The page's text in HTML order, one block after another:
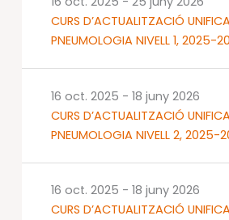
CURS D’ACTUALITZACIÓ
PNEUMOLOGIA NIVELL 1, 2025-
CURS D’ACTUALITZACIÓ
PNEUMOLOGIA NIVELL 2, 2025-
16 oct. 2025 - 18 juny 2026
CURS D’ACTUALITZACIÓ
16 oct. 2025 - 18 juny 2026